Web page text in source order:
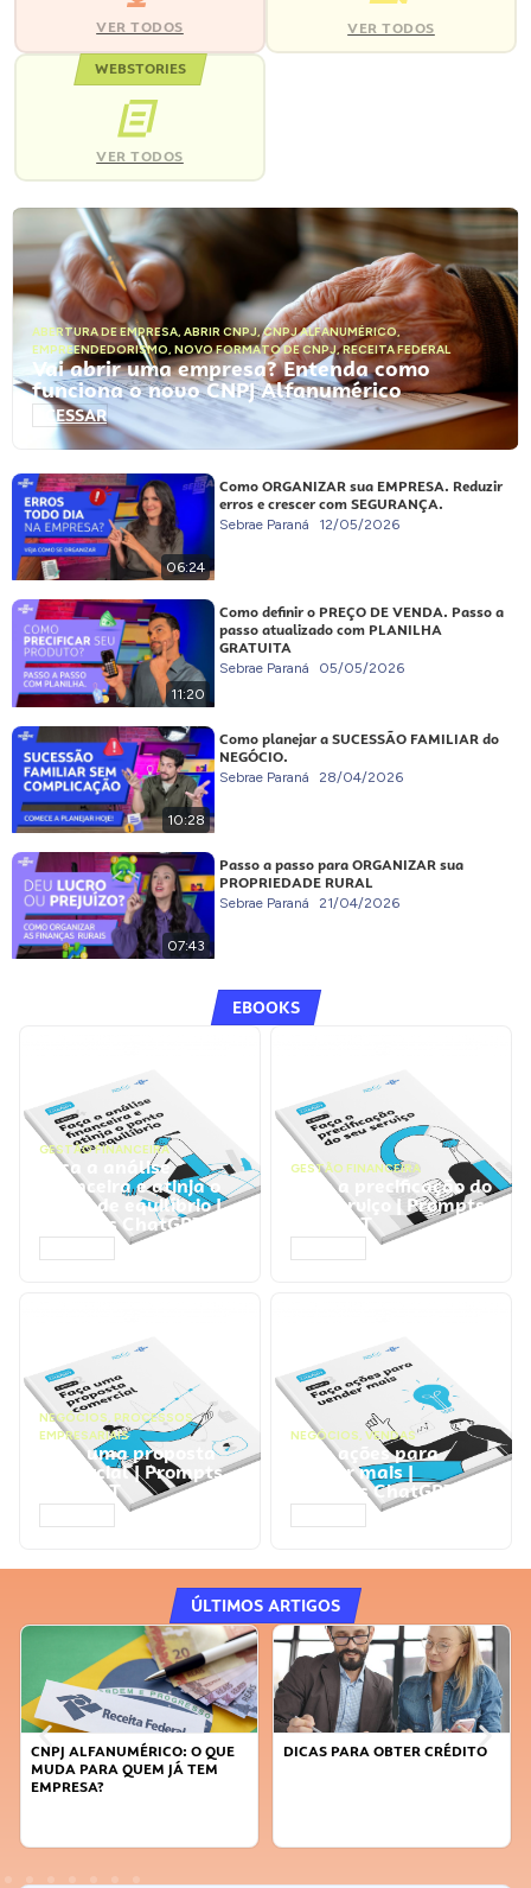
VER TODOS VER TODOS
WEBSTORIES
VER TODOS
ABERTURA DE EMPRESA, ABRIR CNPJ,CNPJ ALFANUMÉRICO,
EMPREENDEDORISMO, NOVO FORMATO DE CNPJ,RECEITA FEDERAL
Vai abrir uma empresa? Entenda como
funciona o novo CNPJ Alfanumérico
ACESSAR
06:24
Como ORGANIZAR sua EMPRESA. Reduzir
erros e crescer com SEGURANÇA.
Sebrae Paraná 12/05/2026
11:20
Como definir o PREÇO DE VENDA. Passo a
passo atualizado com PLANILHA
GRATUITA
Sebrae Paraná 05/05/2026
10:28
Como planejar a SUCESSÃO FAMILIAR do
NEGÓCIO.
Sebrae Paraná 28/04/2026
07:43
Passo a passo para ORGANIZAR sua
PROPRIEDADE RURAL
Sebrae Paraná 21/04/2026
EBOOKS
GESTÃO FINANCEIRA
Faça a análise
financeira e atinja o
ponto de equilíbrio |
Prompts ChatGPT
GESTÃO FINANCEIRA
Faça a precificação do
seu serviço | Prompts
ChatGPT
NEGÓCIOS, PROCESSOS
EMPRESARIAIS
Faça uma proposta
comercial | Prompts
ChatGPT
NEGÓCIOS, VENDAS
Faça ações para
vender mais |
Prompts ChatGPT
ÚLTIMOS ARTIGOS
CNPJ ALFANUMÉRICO: O QUE
MUDA PARA QUEM JÁ TEM
EMPRESA?
DICAS PARA OBTER CRÉDITO